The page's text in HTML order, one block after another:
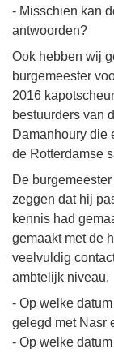
- Misschien kan
antwoorden?
Ook hebben wij
burgemeester
2016
bestuurders van
Damanhoury die
de Rotterdamse
De
zeggen dat hij
kennis had
gemaakt met de
veelvuldig
ambtelijk niveau.
- Op welke
gelegd met Nasr
- Op welke